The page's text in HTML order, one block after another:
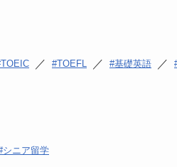
TOEIC ／ TOEFL ／ 基礎英語 ／
シニア留学